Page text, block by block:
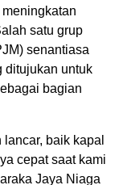
satu grup
senantiasa
ditujukan untuk
bagian
baik kapal
cepat saat kami
Jaya Niaga